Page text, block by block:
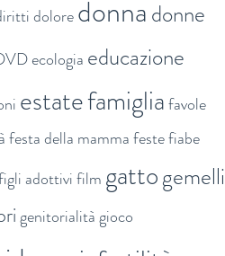
doloredonnadonne
ecologia educazione
estatefamiglia favole
festa della mamma festefiabe
adottivi film gattogemelli
genitorialità gioco